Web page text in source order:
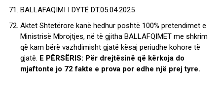
BALLAFAQIMI I DYTË DT.05.04.2025
Aktet Shtetërore kanë hedhur poshtë 100% pretendimet e
Ministrisë Mbrojtjes, në të gjitha BALLAFQIMET me shkrim
që kam bërë vazhdimisht gjatë kësaj periudhe kohore të
gjatë. E PËRSËRIS: Për drejtësinë që kërkoja do
mjaftonte jo 72 fakte e prova por edhe një prej tyre.